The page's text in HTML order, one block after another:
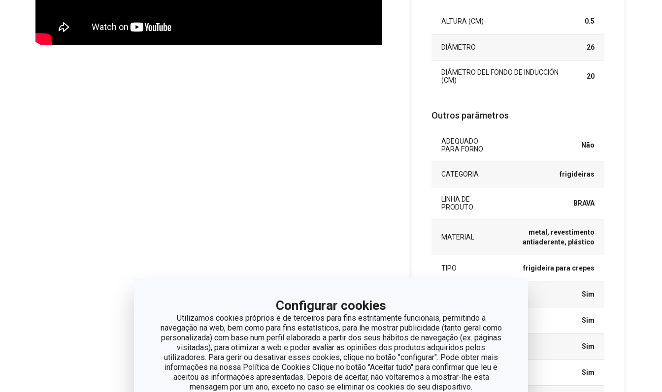
Configurar cookies
Utilizamos cookies próprios e de terceiros para fins estritamente funcionais, permitindo a
navegação na web, bem como para fins estatísticos, para lhe mostrar publicidade (tanto geral como
personalizada) com base num perfil elaborado a partir dos seus hábitos de navegação (ex. páginas
visitadas), para otimizar a web e poder avaliar as opiniões dos produtos adquiridos pelos
utilizadores. Para gerir ou desativar esses cookies, clique no botão "configurar". Pode obter mais
informações na nossa Política de Cookies Clique no botão "Aceitar tudo" para confirmar que leu e
aceitou as informações apresentadas. Depois de aceitar, não voltaremos a mostrar-lhe esta
mensagem por um ano, exceto no caso se eliminar os cookies do seu dispositivo.
ALTURA (CM) 0.5
DIÂMETRO 26
DIÁMETRO DEL FONDO DE INDUCCIÓN
(CM)
20
Outros parâmetros
ADEQUADO
PARA FORNO
Não
CATEGORIA frigideiras
LINHA DE
PRODUTO
BRAVA
MATERIAL
metal, revestimento
antiaderente, plástico
TIPO frigideira para crepes
Sim
GÁS Sim
VITROCERÂMICO Sim
ELÉCTRICO Sim